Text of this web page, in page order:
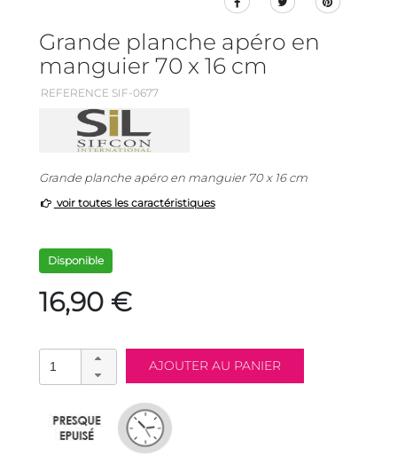
Grande planche apéro en
manguier 70 x 16 cm
REFERENCE SIF-0677
Grande planche apéro en manguier 70 x 16 cm
voir toutes les caractéristiques
Disponible
16,90 €